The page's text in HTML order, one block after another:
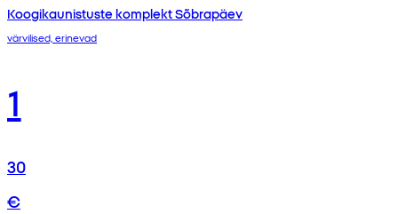
Koogikaunistuste komplekt Sõbrapäev
värvilised, erinevad
1
30
€